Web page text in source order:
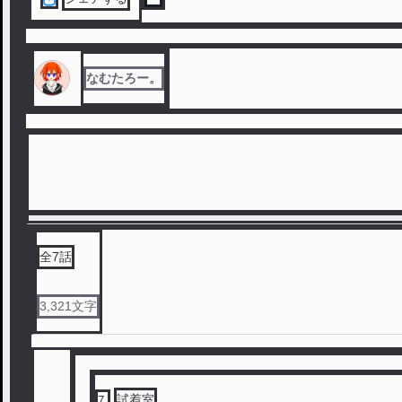
なむたろー。
全7話
3,321文字
試着室